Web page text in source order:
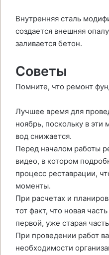
Внутренняя сталь
создается внешняя
заливается бетон.
Советы
Помните, что ремонт
Лучшее время для
ноябрь, поскольку в эти
вод снижается.
Перед началом работы
видео, в котором
процесс реставрации,
моменты.
При расчетах и
тот факт, что новая
первой, уже старая
При проведении работ
необходимости